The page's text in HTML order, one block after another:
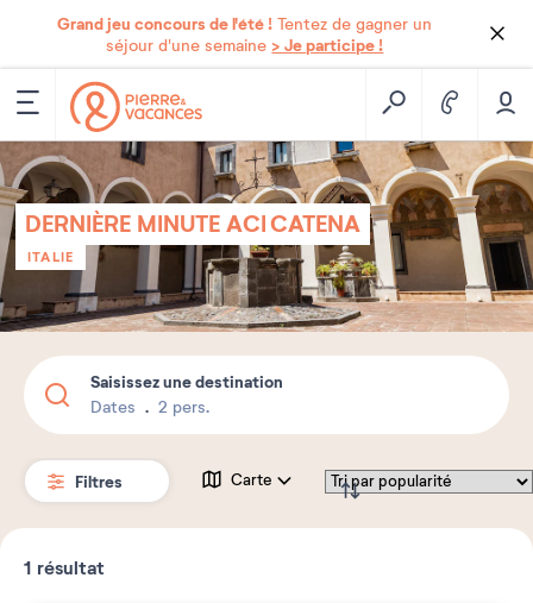
Grand jeu concours de l'été ! Tentez de gagner un
séjour d'une semaine > Je participe !
DERNIÈRE MINUTE ACI CATENA
ITALIE
Saisissez une destination
Dates 2 pers.
Filtres Carte
1 résultat